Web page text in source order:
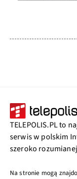
TELEPOLIS.PL to
serwis w polskim
szeroko
Na stronie mogą